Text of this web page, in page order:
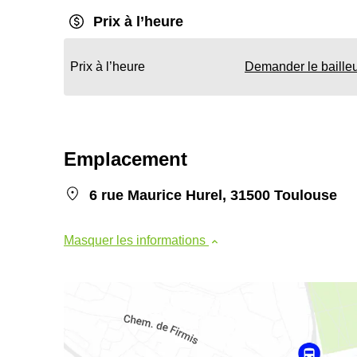
Prix à l’heure
Prix à l’heure Demander le
Emplacement
6 rue Maurice Hurel, 31500 Toulouse
Masquer les informations